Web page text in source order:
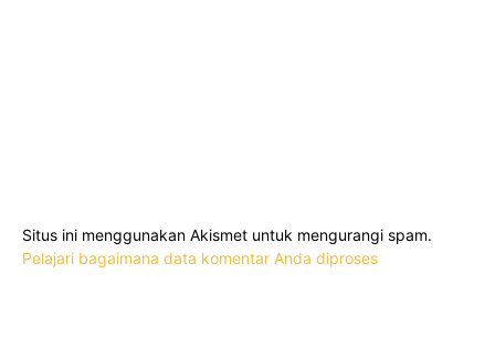
Situs ini menggunakan Akismet untuk mengurangi spam.
Pelajari bagaimana data komentar Anda diproses